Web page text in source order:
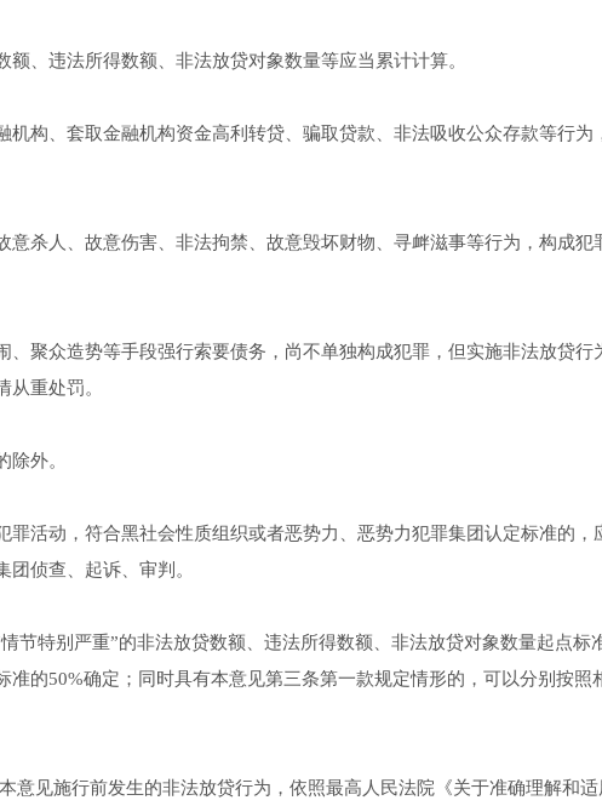
违法所得数额、非法放贷对象数量等应当累计计算。
构、套取金融机构资金高利转贷、骗取贷款、非法吸收公众存款等行为
人、故意伤害、非法拘禁、故意毁坏财物、寻衅滋事等行为，构成犯
聚众造势等手段强行索要债务，尚不单独构成犯罪，但实施非法放贷行
重处罚。
外。
活动，符合黑社会性质组织或者恶势力、恶势力犯罪集团认定标准的，
侦查、起诉、审判。
特别严重”的非法放贷数额、违法所得数额、非法放贷对象数量起点标
准的50%确定；同时具有本意见第三条第一款规定情形的，可以分别按照
见施行前发生的非法放贷行为，依照最高人民法院《关于准确理解和适